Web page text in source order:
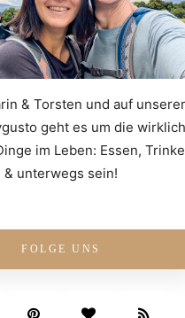
& Torsten und auf
geht es um die wirklich
im Leben: Essen,
& unterwegs sein!
FOLGE UNS